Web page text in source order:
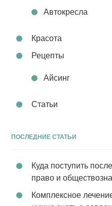
Автокресла
Красота
Рецепты
Айсинг
Статьи
ПОСЛЕДНИЕ СТАТЬИ
Куда поступить
право и
Комплексное